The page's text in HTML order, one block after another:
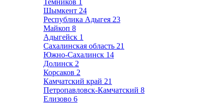
Темников 1
Шымкент 24
Республика Адыгея 23
Майкоп 8
Адыгейск 1
Сахалинская область 21
Южно-Сахалинск 14
Долинск 2
Корсаков 2
Камчатский край 21
Петропавловск-Камчатский 8
Елизово 6